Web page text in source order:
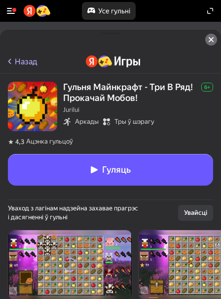
Усе гульні
Павярніце прыладу
Гульня працуе толькі ў гарызантальнай
арыентацыі
Назад
Гульня Майнкрафт - Три В Ряд!
Прокачай Мобов!
6+
Jurilui
Аркады
Тры ў шэрагу
4,3 Ацэнка гульцоў
Гуляць
Уваход з лагінам надзейна захавае прагрэс
і дасягненні ў гульні
Увайсці